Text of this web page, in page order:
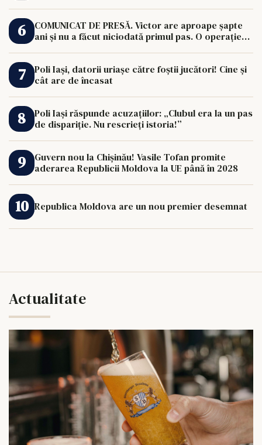
COMUNICAT DE PRESĂ. Victor are aproape șapte
ani și nu a făcut niciodată primul pas. O operație
Poli Iași, datorii uriașe către foștii jucători! Cine și
cât are de încasat
Poli Iași răspunde acuzațiilor: „Clubul era la un pas
de dispariție. Nu rescrieți istoria!”
Guvern nou la Chișinău! Vasile Tofan promite
aderarea Republicii Moldova la UE până în 2028
Republica Moldova are un nou premier desemnat
Actualitate